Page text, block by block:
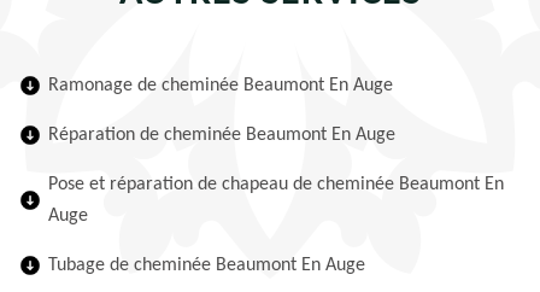
Ramonage de cheminée Beaumont En Auge
Réparation de cheminée Beaumont En Auge
Pose et réparation de chapeau de cheminée Beaumont En
Auge
Tubage de cheminée Beaumont En Auge